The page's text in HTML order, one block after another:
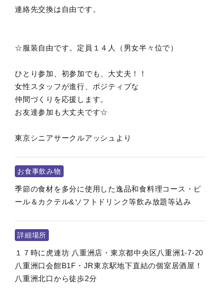
連絡先交換は自由です。
☆服装自由です。定員１４人（男女半々位で）
ひとり参加、初参加でも、大丈夫！！
女性スタッフが進行、ポジティブな
仲間づくりを応援します。
お友達参加も大丈夫です☆
東京シニアサークルアッシュより
お食事飲み物
季節の食材を多分に使用した逸品和食料理コース・ビ
ール＆カクテル&ソフトドリンク等飲み放題等込み
詳細場所
１７時に虎連坊 八重洲店・東京都中央区八重洲1-7-20
八重洲口会館B1F・JR東京駅地下直結の個室居酒屋！
八重洲北口から徒歩2分